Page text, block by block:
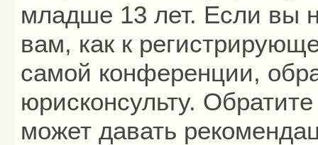
младше 13 лет. Если вы
вам, как к
самой конференции,
юрисконсульту.
может давать